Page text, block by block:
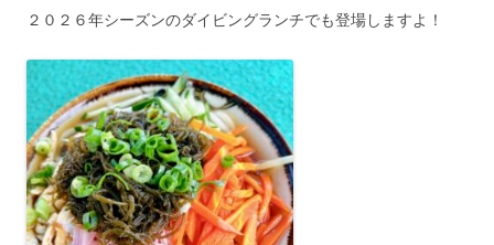
２０２６年シーズンのダイビングランチでも登場しますよ！